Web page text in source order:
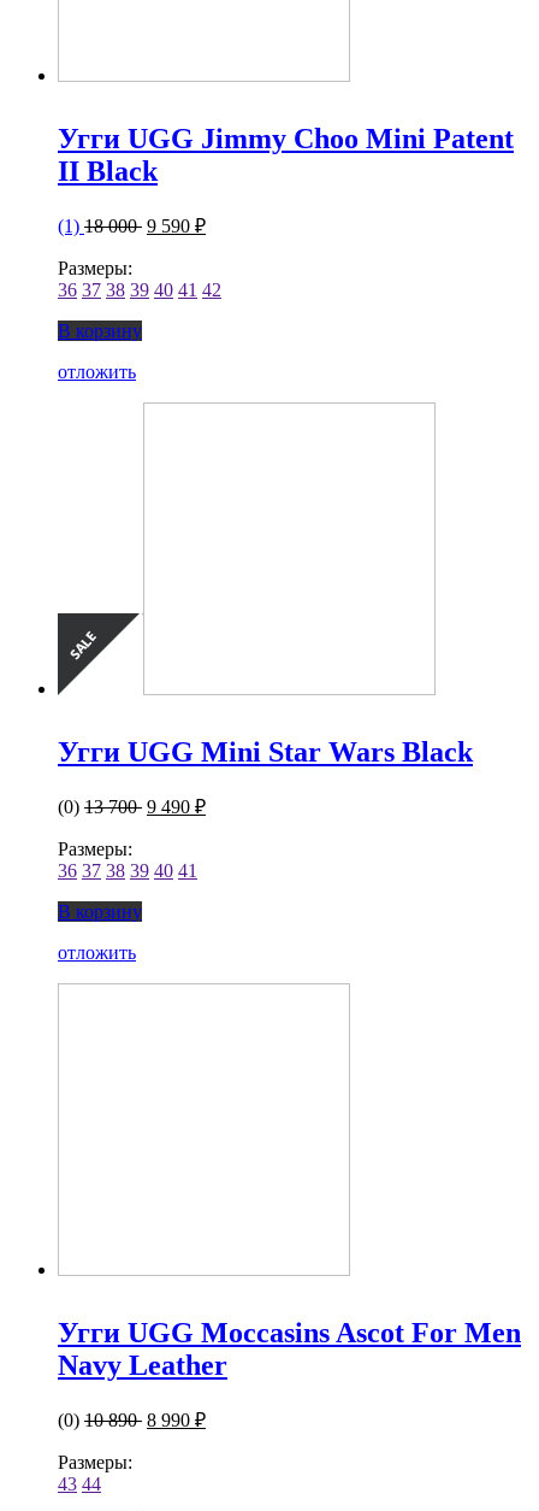
Угги UGG Jimmy Choo Mini Patent
II Black
(1) 18 000 9 590 ₽
Размеры:
36 37 38 39 40 41 42
В корзину
отложить
Угги UGG Mini Star Wars Black
(0) 13 700 9 490 ₽
Размеры:
36 37 38 39 40 41
В корзину
отложить
Угги UGG Moccasins Ascot For Men
Navy Leather
(0) 10 890 8 990 ₽
Размеры:
43 44